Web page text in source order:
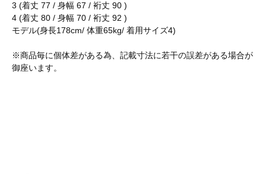
3 (着丈 77 / 身幅 67 / 裄丈 90 )
4 (着丈 80 / 身幅 70 / 裄丈 92 )
モデル(身長178cm/ 体重65kg/ 着用サイズ4)
※商品毎に個体差がある為、記載寸法に若干の誤差がある場合が
御座います。